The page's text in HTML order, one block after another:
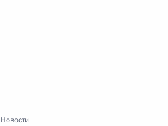
Новости